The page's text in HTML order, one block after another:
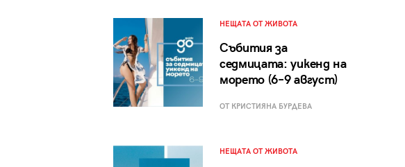
НЕЩАТА ОТ ЖИВОТА
Събития за
седмицата: уикенд на
морето (6–9 август)
ОТ КРИСТИЯНА БУРДЕВА
НЕЩАТА ОТ ЖИВОТА